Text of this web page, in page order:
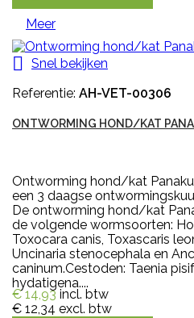
Meer

Snel bekijken
Referentie: AH-VET-00306
ONTWORMING HOND/KAT
Ontworming hond/kat
een 3 daagse
De ontworming hond/kat
de volgende wormsoorten:
Toxocara canis, Toxascaris
Uncinaria stenocephala en
caninum.Cestoden: Taenia
hydatigena....
€ 14,93 incl. btw
€ 12,34 excl. btw